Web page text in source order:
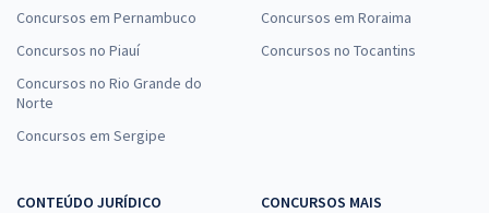
Concursos em Pernambuco
Concursos no Piauí
Concursos no Rio Grande do
Norte
Concursos em Sergipe
Concursos em Roraima
Concursos no Tocantins
CONTEÚDO JURÍDICO
CONCURSOS MAIS